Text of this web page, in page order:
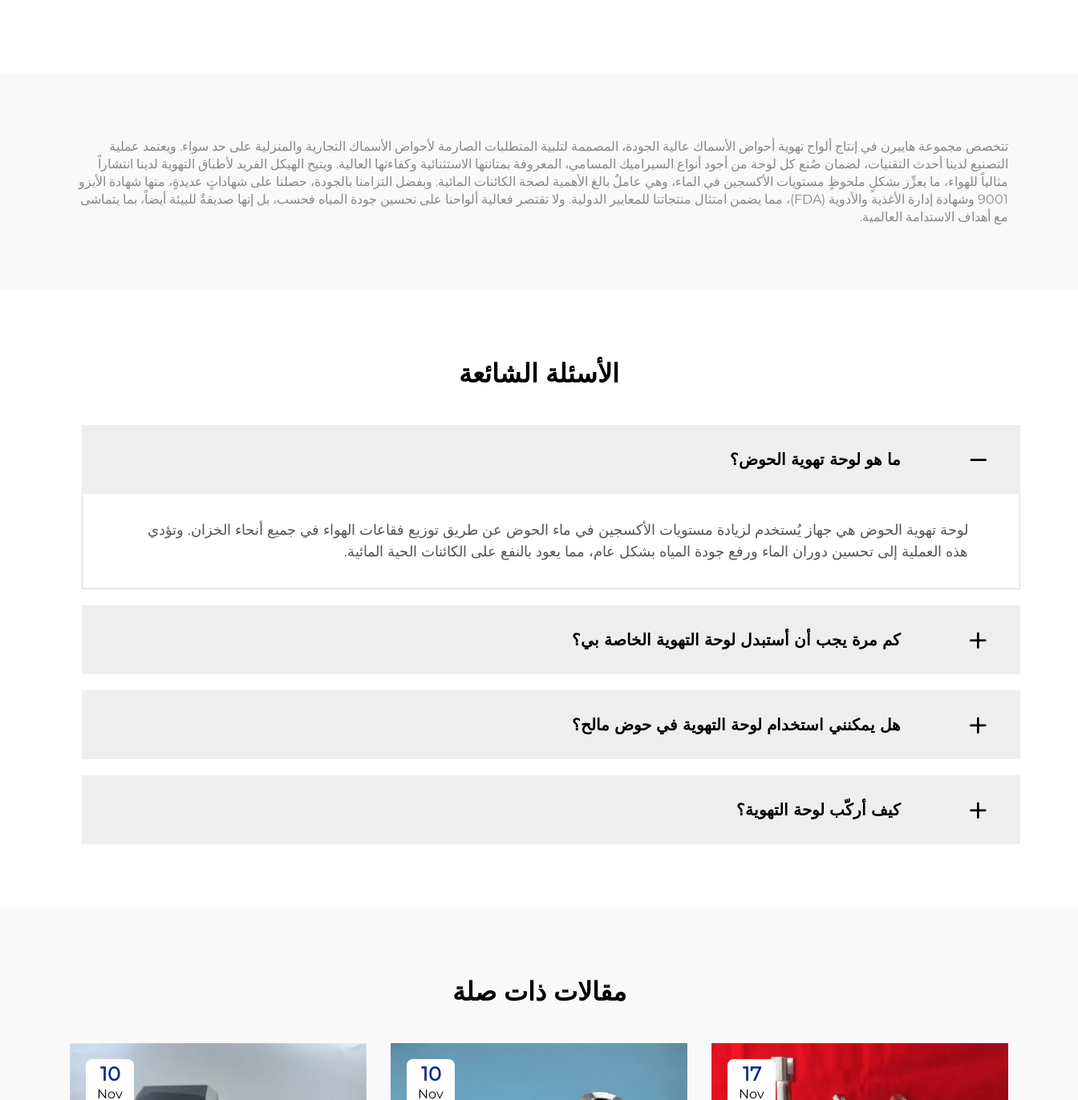
تتخصص مجموعة هايبرن في إنتاج ألواح تهوية أحواض الأسماك عالية الجودة، المصممة لتلبية المتطلبات الصارمة لأحواض الأسماك التجارية والمنزلية على حد سواء. ويعتمد عملية
التصنيع لدينا أحدث التقنيات، لضمان صُنع كل لوحة من أجود أنواع السيراميك المسامي، المعروفة بمتانتها الاستثنائية وكفاءتها العالية. ويتيح الهيكل الفريد لأطباق التهوية لدينا انتشاراً
مثالياً للهواء، ما يعزِّز بشكلٍ ملحوظٍ مستويات الأكسجين في الماء، وهي عاملٌ بالغ الأهمية لصحة الكائنات المائية. وبفضل التزامنا بالجودة، حصلنا على شهاداتٍ عديدةٍ، منها شهادة الأيزو
9001 وشهادة إدارة الأغذية والأدوية (FDA)، مما يضمن امتثال منتجاتنا للمعايير الدولية. ولا تقتصر فعالية ألواحنا على تحسين جودة المياه فحسب، بل إنها صديقةٌ للبيئة أيضاً، بما يتماشى
مع أهداف الاستدامة العالمية.
الأسئلة الشائعة
ما هو لوحة تهوية الحوض؟
لوحة تهوية الحوض هي جهاز يُستخدم لزيادة مستويات الأكسجين في ماء الحوض عن طريق توزيع فقاعات الهواء في جميع أنحاء الخزان. وتؤدي
هذه العملية إلى تحسين دوران الماء ورفع جودة المياه بشكل عام، مما يعود بالنفع على الكائنات الحية المائية.
كم مرة يجب أن أستبدل لوحة التهوية الخاصة بي؟
هل يمكنني استخدام لوحة التهوية في حوض مالح؟
كيف أركّب لوحة التهوية؟
مقالات ذات صلة
17
Nov
10
Nov
10
Nov